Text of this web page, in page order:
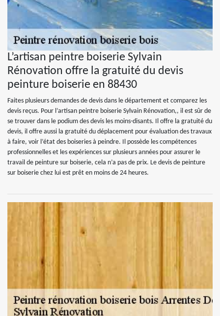
L’artisan peintre boiserie Sylvain
Rénovation offre la gratuité du devis
peinture boiserie en 88430
Faites plusieurs demandes de devis dans le département et comparez les
devis reçus. Pour l’artisan peintre boiserie Sylvain Rénovation,, il est sûr de
se trouver dans le podium des devis les moins-disants. Il offre la gratuité du
devis, il offre aussi la gratuité du déplacement pour évaluation des travaux
à faire, voir l’état des boiseries à peindre. Il possède les compétences
professionnelles et les expériences sur plusieurs années pour assurer le
travail de peinture sur boiserie, cela n’a pas de prix. Le devis de peinture
sur boiserie chez lui est prêt en moins de 24 heures.